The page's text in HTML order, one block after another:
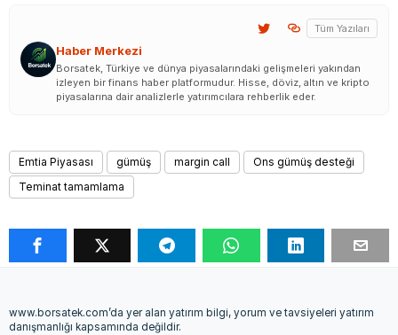
Haber Merkezi
Tüm Yazıları
Borsatek, Türkiye ve dünya piyasalarındaki gelişmeleri yakından
izleyen bir finans haber platformudur. Hisse, döviz, altın ve kripto
piyasalarına dair analizlerle yatırımcılara rehberlik eder.
Emtia Piyasası gümüş margin call
Ons gümüş desteği
Teminat tamamlama
www.borsatek.com’da yer alan yatırım bilgi, yorum ve tavsiyeleri yatırım
danışmanlığı kapsamında değildir.